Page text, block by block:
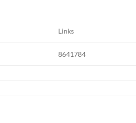
Links
8641784